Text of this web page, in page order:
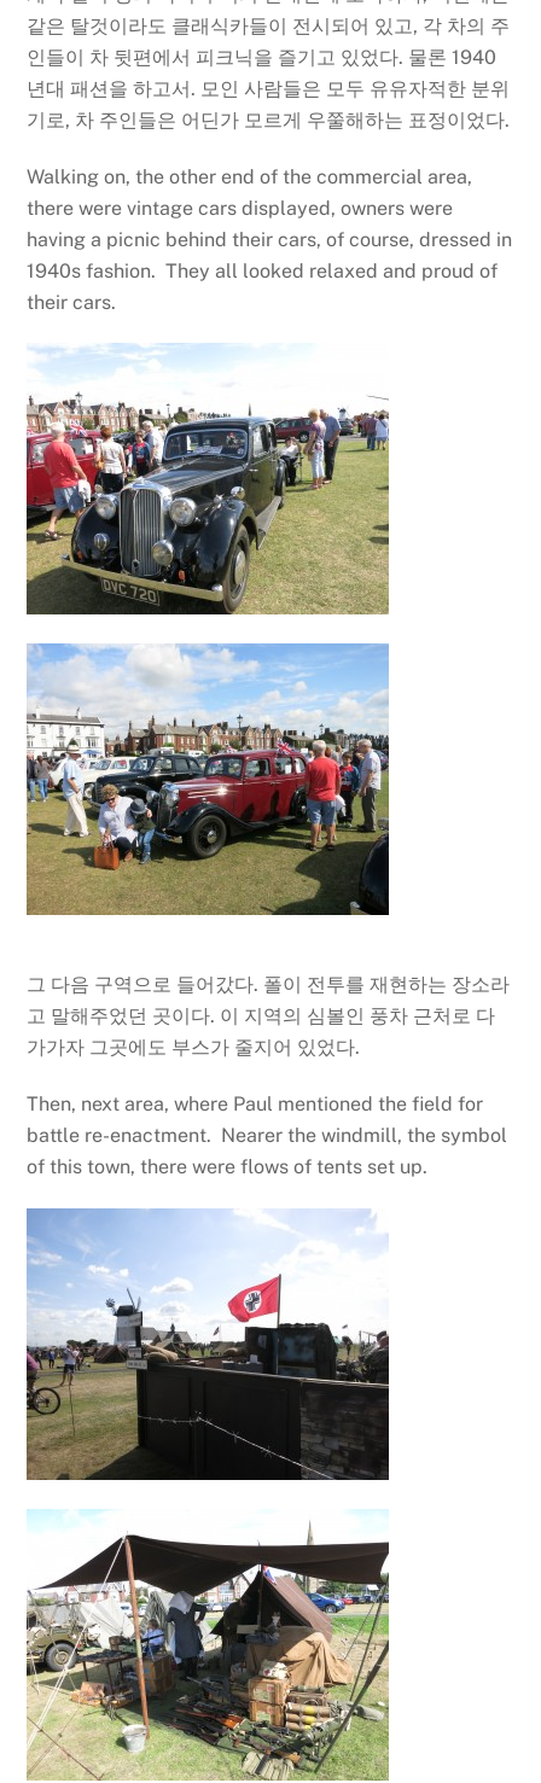
같은 탈것이라도 클래식카들이 전시되어 있고, 각 차의 주
인들이 차 뒷편에서 피크닉을 즐기고 있었다. 물론 1940
년대 패션을 하고서. 모인 사람들은 모두 유유자적한 분위
기로, 차 주인들은 어딘가 모르게 우쭐해하는 표정이었다.
Walking on, the other end of the commercial area,
there were vintage cars displayed, owners were
having a picnic behind their cars, of course, dressed in
1940s fashion. They all looked relaxed and proud of
their cars.
그 다음 구역으로 들어갔다. 폴이 전투를 재현하는 장소라
고 말해주었던 곳이다. 이 지역의 심볼인 풍차 근처로 다
가가자 그곳에도 부스가 줄지어 있었다.
Then, next area, where Paul mentioned the field for
battle re-enactment. Nearer the windmill, the symbol
of this town, there were flows of tents set up.